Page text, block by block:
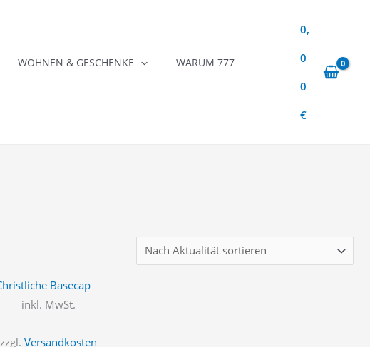
WOHNEN & GESCHENKE
WARUM 777
0,
0
0
€
inkl. MwSt.
zzgl. Versandkosten